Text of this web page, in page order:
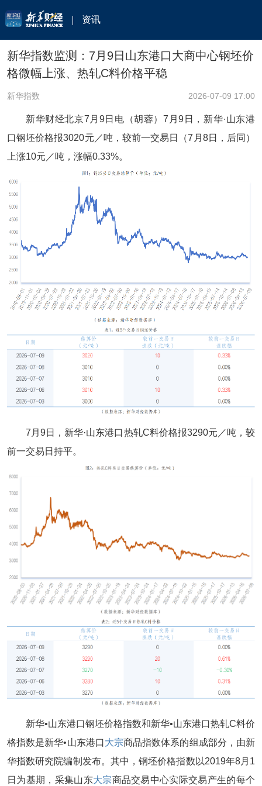
资讯
新华指数监测：7月9日山东港口大商中心钢坯价
格微幅上涨、热轧C料价格平稳
新华指数 2026-07-09 17:00
新华财经北京7月9日电（胡蓉）7月9日，新华·山东港
口钢坯价格报3020元／吨，较前一交易日（7月8日，后同）
上涨10元／吨，涨幅0.33%。
7月9日，新华·山东港口热轧C料价格报3290元／吨，较
前一交易日持平。
新华•山东港口钢坯价格指数和新华•山东港口热轧C料价
格指数是新华•山东港口大宗商品指数体系的组成部分，由新
华指数研究院编制发布。其中，钢坯价格指数以2019年8月1
日为基期，采集山东大宗商品交易中心实际交易产生的每个